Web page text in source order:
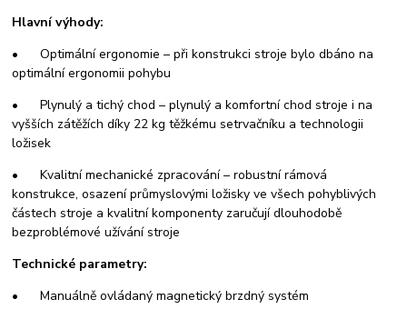
Hlavní výhody:
• Optimální ergonomie – při konstrukci stroje bylo dbáno na
optimální ergonomii pohybu
• Plynulý a tichý chod – plynulý a komfortní chod stroje i na
vyšších zátěžích díky 22 kg těžkému setrvačníku a technologii
ložisek
• Kvalitní mechanické zpracování – robustní rámová
konstrukce, osazení průmyslovými ložisky ve všech pohyblivých
částech stroje a kvalitní komponenty zaručují dlouhodobě
bezproblémové užívání stroje
Technické parametry:
• Manuálně ovládaný magnetický brzdný systém